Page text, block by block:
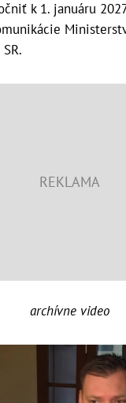
k 1. januáru
archívne video